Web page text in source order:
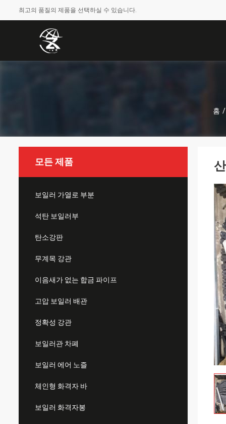
최고의 품질의 제품을 선택하실 수 있습니다.
홈 /
모든 제품
보일러 가열로 부분
석탄 보일러부
탄소강판
무계목 강관
이음새가 없는 합금 파이프
고압 보일러 배관
정확성 강관
보일러관 차폐
보일러 에어 노즐
체인형 화격자 바
보일러 화격자봉